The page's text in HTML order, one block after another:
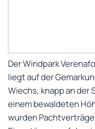
Der Windpark
liegt auf der
Wiechs, knapp an der
einem bewaldeten
wurden